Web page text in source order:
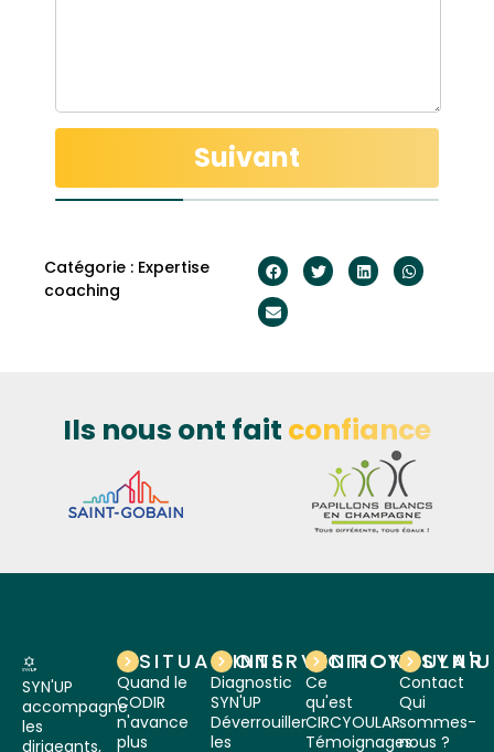
Suivant
Catégorie : Expertise
coaching
Ils nous ont fait confiance
SYN'UP
accompagne
les
dirigeants,
SITUATIONS
Quand le
CODIR
n'avance
plus
INTERVENTIONS
Diagnostic
SYN'UP
Déverrouiller
les
CIRCYOULAR
Ce
qu'est
CIRCYOULAR
Témoignages
Contact
Qui
sommes-
nous ?